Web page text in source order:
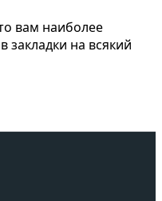
вам наиболее
закладки на всякий